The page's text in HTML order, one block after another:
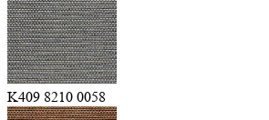
K409 8210 0058